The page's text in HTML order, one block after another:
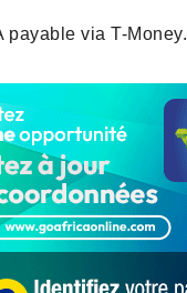
payable via T-Money.